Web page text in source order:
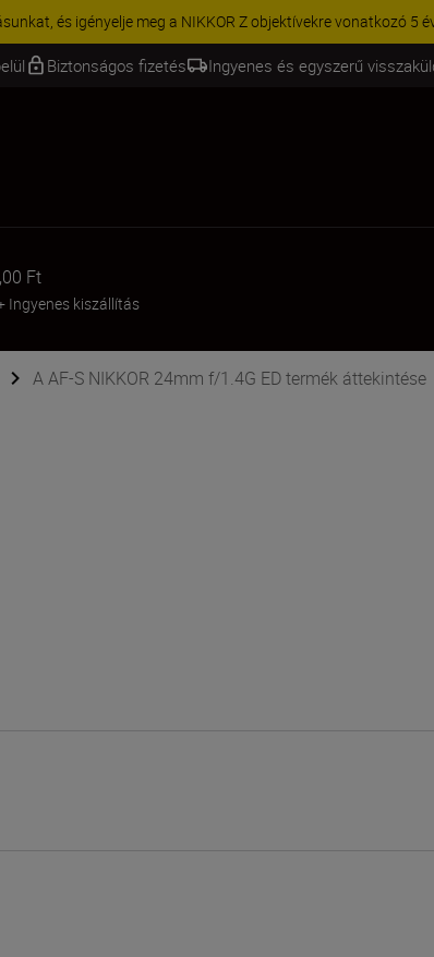
| 15% kedvezmény kiválasztott kiegészítőkre – egészítse ki
Biztonságos fizetés Ingyenes és egyszerű
Ft
Ingyenes kiszállítás
A AF-S NIKKOR 24mm f/1.4G ED termék áttekintése